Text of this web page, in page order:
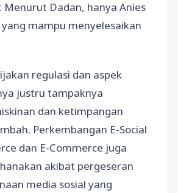
Menurut Dadan, hanya Anies
mampu menyelesaikan
regulasi dan aspek
justru tampaknya
dan ketimpangan
Perkembangan E-Social
dan E-Commerce juga
akibat pergeseran
media sosial yang